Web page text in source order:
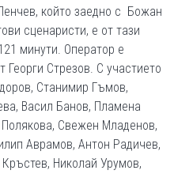
който заедно с Божан
сценаристи, е от тази
минути. Оператор е
Георги Стрезов. С участието
Станимир Гъмов,
Васил Банов, Пламена
Полякова, Свежен Младенов,
Аврамов, Антон Радичев,
Николай Урумов,